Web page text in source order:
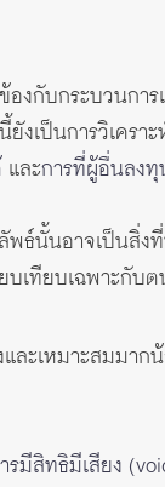
งกับกระบวนกา
งเป็นการวิเครา
และการที่ผู้อื่นลง
ธ์นั้นอาจเป็นสิ่ง
เทียบเฉพาะกับต
ะเหมาะสมมาก
รมีสิทธิมีเสียง